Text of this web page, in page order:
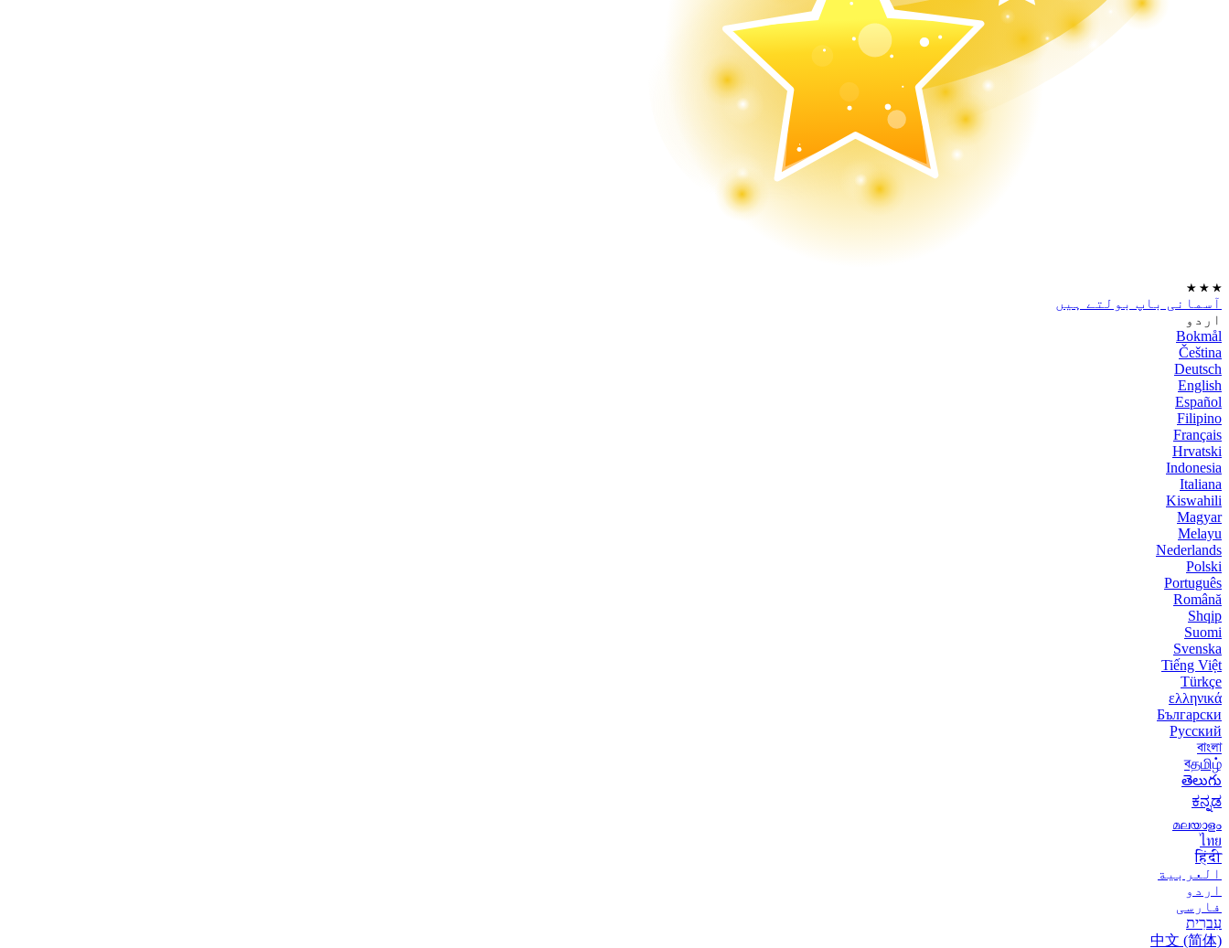
★
★
★
آسمانی باپ بولتے ہیں
اردو
Bokmål
Čeština
Deutsch
English
Español
Filipino
Français
Hrvatski
Indonesia
Italiana
Kiswahili
Magyar
Melayu
Nederlands
Polski
Português
Română
Shqip
Suomi
Svenska
Tiếng Việt
Türkçe
ελληνικά
Български
Русский
বাংলা
বதமிழ்
తెలుగు
ಕನ್ನಡ
മലയാളം
ไทย
हिंदी
العربية
اردو
فارسی
עִברִית
中文 (简体)